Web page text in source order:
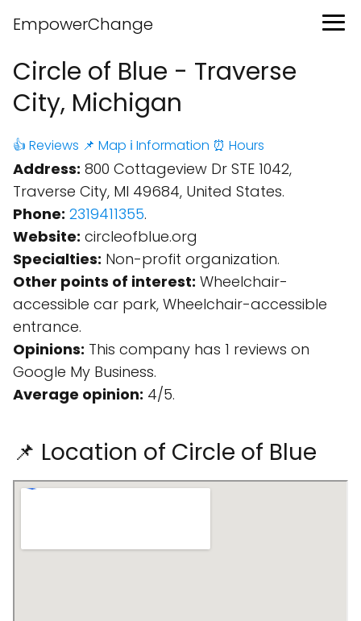
EmpowerChange
Circle of Blue - Traverse
City, Michigan
👍 Reviews 📌 Map ℹ️ Information ⏰ Hours
Address: 800 Cottageview Dr STE 1042,
Traverse City, MI 49684, United States.
Phone: 2319411355.
Website: circleofblue.org
Specialties: Non-profit organization.
Other points of interest: Wheelchair-
accessible car park, Wheelchair-accessible
entrance.
Opinions: This company has 1 reviews on
Google My Business.
Average opinion: 4/5.
📌 Location of Circle of Blue